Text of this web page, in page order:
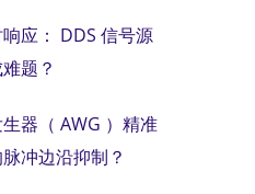
应： DDS 信号源
题？
器（ AWG ）精准
冲边沿抑制？